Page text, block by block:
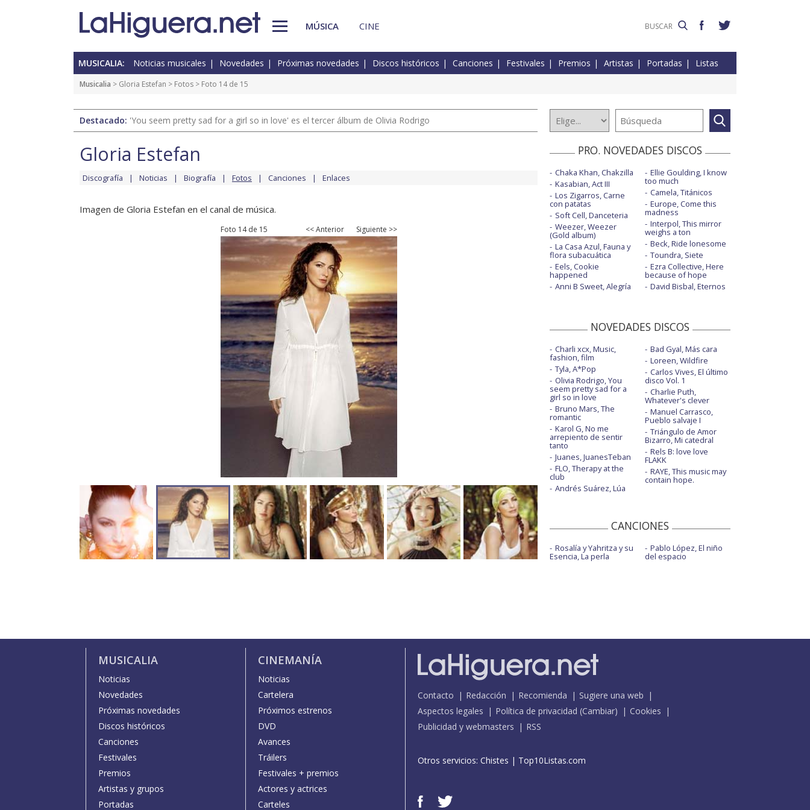
MÚSICA CINE
MUSICALIA: Noticias musicales Novedades Próximas novedades Discos históricos Canciones Festivales Premios Artistas Portadas Listas
Musicalia > Gloria Estefan > Fotos > Foto 14 de 15
Destacado: 'You seem pretty sad for a girl so in love' es el tercer álbum de Olivia Rodrigo
Gloria Estefan
Discografía Noticias Biografía Fotos Canciones Enlaces
Imagen de Gloria Estefan en el canal de música.
Foto 14 de 15 << Anterior Siguiente >>
PRO. NOVEDADES DISCOS
Chaka Khan, Chakzilla
Kasabian, Act III
Los Zigarros, Carne
con patatas
Soft Cell, Danceteria
Weezer, Weezer
(Gold album)
La Casa Azul, Fauna y
flora subacuática
Eels, Cookie
happened
Anni B Sweet, Alegría
Ellie Goulding, I know
too much
Camela, Titánicos
Europe, Come this
madness
Interpol, This mirror
weighs a ton
Beck, Ride lonesome
Toundra, Siete
Ezra Collective, Here
because of hope
David Bisbal, Eternos
NOVEDADES DISCOS
Charli xcx, Music,
fashion, film
Tyla, A*Pop
Olivia Rodrigo, You
seem pretty sad for a
girl so in love
Bruno Mars, The
romantic
Karol G, No me
arrepiento de sentir
tanto
Juanes, JuanesTeban
FLO, Therapy at the
club
Andrés Suárez, Lúa
Bad Gyal, Más cara
Loreen, Wildfire
Carlos Vives, El último
disco Vol. 1
Charlie Puth,
Whatever's clever
Manuel Carrasco,
Pueblo salvaje I
Triángulo de Amor
Bizarro, Mi catedral
Rels B: love love
FLAKK
RAYE, This music may
contain hope.
CANCIONES
Rosalía y Yahritza y su
Esencia, La perla
Pablo López, El niño
del espacio
MUSICALIA
Noticias
Novedades
Próximas novedades
Discos históricos
Canciones
Festivales
Premios
Artistas y grupos
Portadas
CINEMANÍA
Noticias
Cartelera
Próximos estrenos
DVD
Avances
Tráilers
Festivales + premios
Actores y actrices
Carteles
Contacto Redacción Recomienda
Sugiere una web
Aspectos legales
Política de privacidad (Cambiar)
Cookies
Publicidad y webmasters
RSS
Otros servicios: Chistes | Top10Listas.com